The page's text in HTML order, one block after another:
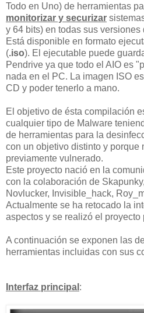
Todo en Uno) de herramientas
monitorizar y securizar
y 64 bits) en todas sus versiones
Está disponible en formato
(.iso). El ejecutable puede
Pendrive ya que todo el AIO es
nada en el PC. La imagen ISO
CD y poder tenerlo a mano.
El objetivo de ésta compilación
cualquier tipo de Malware
de herramientas para la
con un objetivo distinto y porque
previamente vulnerado.
Este proyecto nació en la
con la colaboración de
Novlucker, Invisible_hack,
Actualmente se ha retocado la
aspectos y se realizó el proyecto
A continuación se exponen las
herramientas incluidas con sus
Interfaz principal :